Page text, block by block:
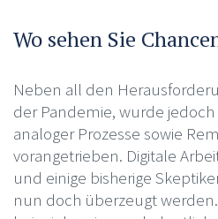
Wo sehen Sie
Neben all den
der Pandemie, wurde jedoch
analoger Prozesse sowie
vorangetrieben. Digitale
und einige bisherige
nun doch überzeugt